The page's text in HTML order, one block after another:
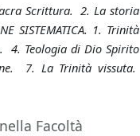
Scrittura. 2. La storia
SISTEMATICA. 1. Trinità
4. Teologia di Dio Spirito
7. La Trinità vissuta.
Facoltà